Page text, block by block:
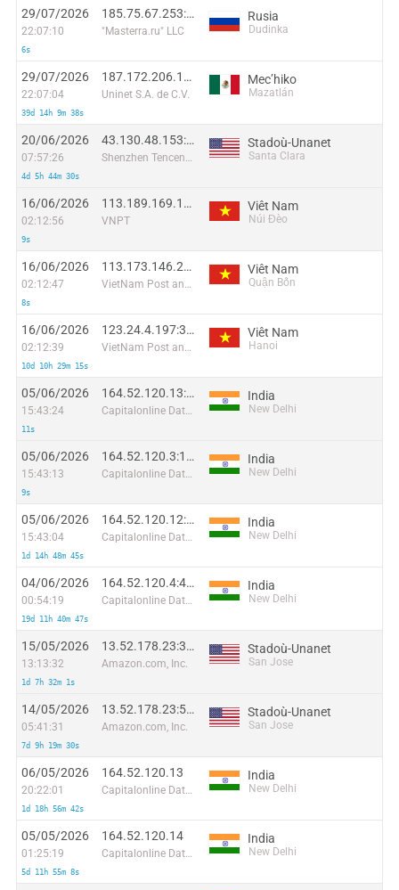
29/07/2026
22:07:10
6s
185.75.67.253:50455
"Masterra.ru" LLC
Rusia
Dudinka
29/07/2026
22:07:04
39d 14h 9m 38s
187.172.206.116:33278
Uninet S.A. de C.V.
Mecʼhiko
Mazatlán
20/06/2026
07:57:26
4d 5h 44m 30s
43.130.48.153:34833
Shenzhen Tencent Computer Systems Company Limited
Stadoù-Unanet
Santa Clara
16/06/2026
02:12:56
9s
113.189.169.117:56041
VNPT
Viêt Nam
Núi Đèo
16/06/2026
02:12:47
8s
113.173.146.241:42286
VietNam Post and Telecom Corporation
Viêt Nam
Quận Bốn
16/06/2026
02:12:39
10d 10h 29m 15s
123.24.4.197:35120
VietNam Post and Telecom Corporation
Viêt Nam
Hanoi
05/06/2026
15:43:24
11s
164.52.120.13:5495
Capitalonline Data Service (HK) Co
India
New Delhi
05/06/2026
15:43:13
9s
164.52.120.3:18446
Capitalonline Data Service (HK) Co
India
New Delhi
05/06/2026
15:43:04
1d 14h 48m 45s
164.52.120.12:12502
Capitalonline Data Service (HK) Co
India
New Delhi
04/06/2026
00:54:19
19d 11h 40m 47s
164.52.120.4:4544
Capitalonline Data Service (HK) Co
India
New Delhi
15/05/2026
13:13:32
1d 7h 32m 1s
13.52.178.23:34322
Amazon.com, Inc.
Stadoù-Unanet
San Jose
14/05/2026
05:41:31
7d 9h 19m 30s
13.52.178.23:54854
Amazon.com, Inc.
Stadoù-Unanet
San Jose
06/05/2026
20:22:01
1d 18h 56m 42s
164.52.120.13
Capitalonline Data Service (HK) Co
India
New Delhi
05/05/2026
01:25:19
5d 11h 55m 8s
164.52.120.14
Capitalonline Data Service (HK) Co
India
New Delhi